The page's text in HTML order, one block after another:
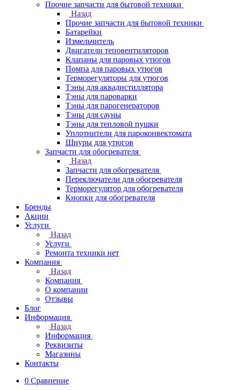
Прочие запчасти для бытовой техники
Назад
Прочие запчасти для бытовой техники
Батарейки
Измельчитель
Двигатели теповентиляторов
Клапаны для паровых утюгов
Помпа для паровых утюгов
Терморегуляторы для утюгов
Тэны для аквадистиллятора
Тэны для пароварки
Тэны для парогенераторов
Тэны для сауны
Тэны для тепловой пушки
Уплотнители для пароконвектомата
Шнуры для утюгов
Запчасти для обогревателя
Назад
Запчасти для обогревателя
Переключатели для обогревателя
Терморегулятор для обогревателя
Кнопки для обогревателя
Бренды
Акции
Услуги
Назад
Услуги
Ремонта техники нет
Компания
Назад
Компания
О компании
Отзывы
Блог
Информация
Назад
Информация
Реквизиты
Магазины
Контакты
0 Сравнение